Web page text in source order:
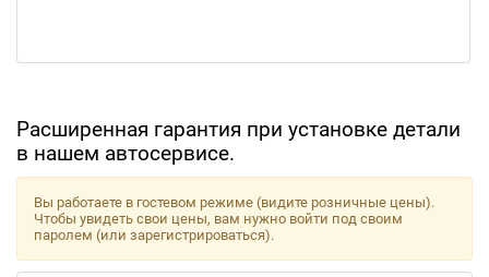
Расширенная гарантия при установке детали
в нашем автосервисе.
Вы работаете в гостевом режиме (видите розничные цены).
Чтобы увидеть свои цены, вам нужно войти под своим
паролем (или зарегистрироваться).